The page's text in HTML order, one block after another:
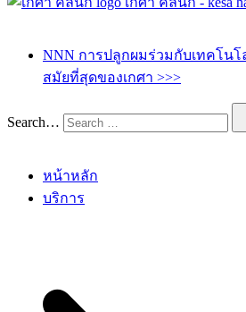
NNN การปลูกผมร่วมกับเทคโน
สมัยที่สุดของเกศา >>>
Search…
หน้าหลัก
บริการ